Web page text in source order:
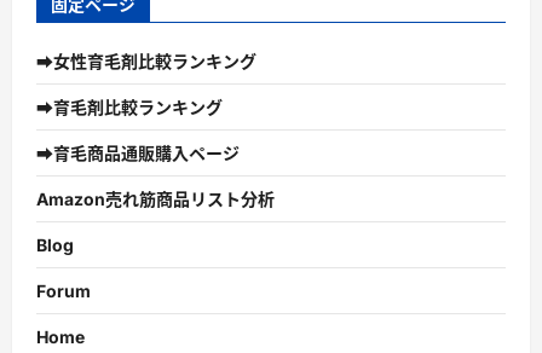
➡女性育毛剤比較ランキング
➡育毛剤比較ランキング
➡育毛商品通販購入ページ
Amazon売れ筋商品リスト分析
Blog
Forum
Home